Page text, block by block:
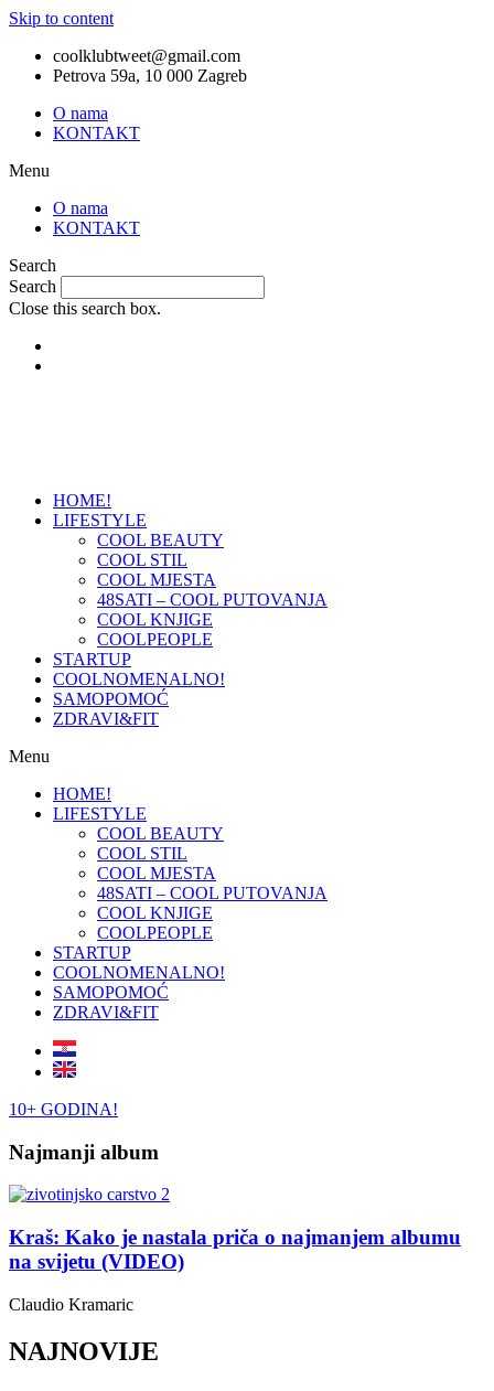
Skip to content
coolklubtweet@gmail.com
Petrova 59a, 10 000 Zagreb
O nama
KONTAKT
Menu
O nama
KONTAKT
Search
Search
Close this search box.
HOME!
LIFESTYLE
COOL BEAUTY
COOL STIL
COOL MJESTA
48SATI – COOL PUTOVANJA
COOL KNJIGE
COOLPEOPLE
STARTUP
COOLNOMENALNO!
SAMOPOMOĆ
ZDRAVI&FIT
Menu
HOME!
LIFESTYLE
COOL BEAUTY
COOL STIL
COOL MJESTA
48SATI – COOL PUTOVANJA
COOL KNJIGE
COOLPEOPLE
STARTUP
COOLNOMENALNO!
SAMOPOMOĆ
ZDRAVI&FIT
10+ GODINA!
Najmanji album
Kraš: Kako je nastala priča o najmanjem albumu
na svijetu (VIDEO)
Claudio Kramaric
NAJNOVIJE